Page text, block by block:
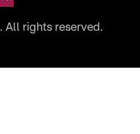
All rights reserved.